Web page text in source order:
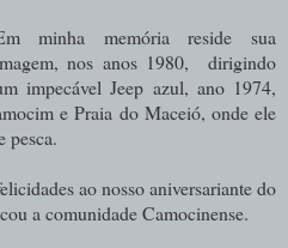
minha memória reside sua
nos anos 1980, dirigindo
impecável Jeep azul, ano 1974,
e Praia do Maceió, onde ele
pesca.
ao nosso aniversariante do
a comunidade Camocinense.